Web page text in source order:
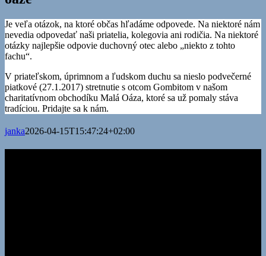
Je veľa otázok, na ktoré občas hľadáme odpovede. Na niektoré nám
nevedia odpovedať naši priatelia, kolegovia ani rodičia. Na niektoré
otázky najlepšie odpovie duchovný otec alebo „niekto z tohto
fachu“.
V priateľskom, úprimnom a ľudskom duchu sa nieslo podvečerné
piatkové (27.1.2017) stretnutie s otcom Gombitom v našom
charitatívnom obchodíku Malá Oáza, ktoré sa už pomaly stáva
tradíciou. Pridajte sa k nám.
janka2026-04-15T15:47:24+02:00